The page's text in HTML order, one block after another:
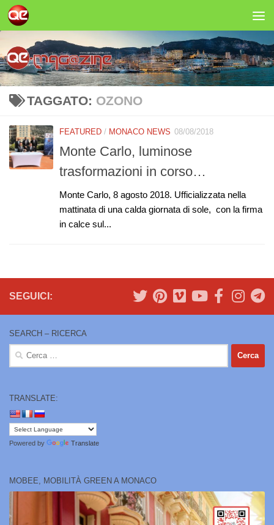
Salta al contenuto
TAGGATO: OZONO
FEATURED / MONACO NEWS 08/08/2018
Monte Carlo, luminose
trasformazioni in corso…
Monte Carlo, 8 agosto 2018. Ufficializzata nella
mattinata di una calda giornata di sole, con la firma
in calce sul...
SEGUICI:
SEARCH – RICERCA
Ricerca
TRANSLATE:
Powered by Translate
MOBEE, MOBILITÀ GREEN A MONACO